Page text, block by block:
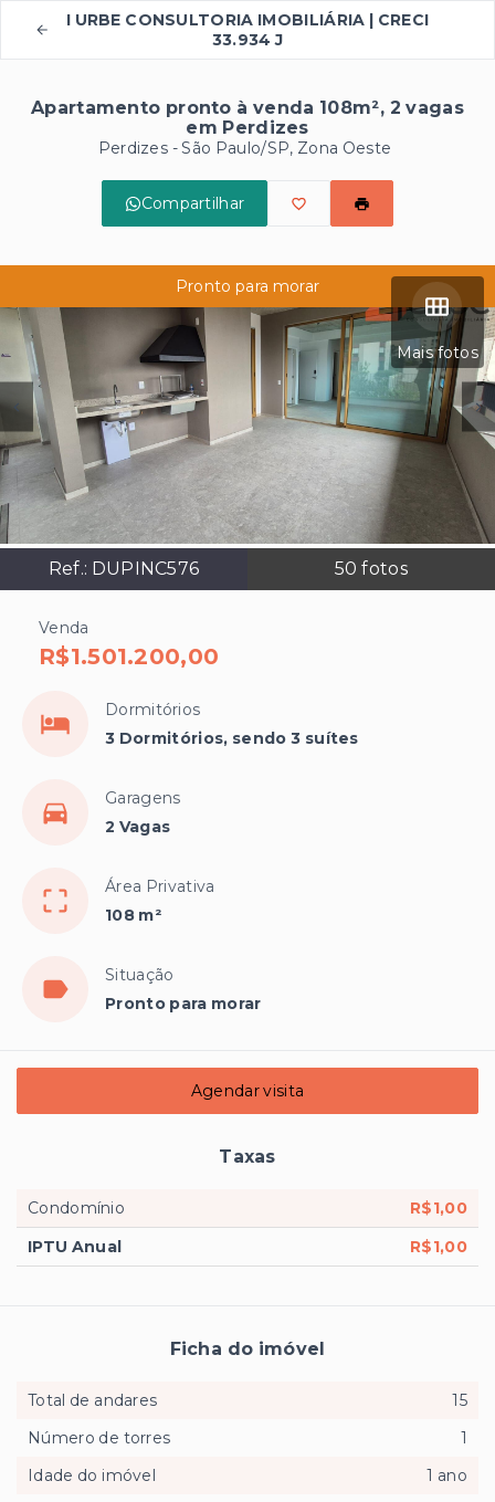
I URBE CONSULTORIA IMOBILIÁRIA | CRECI
33.934 J
Apartamento pronto à venda 108m², 2 vagas
em Perdizes
Perdizes - São Paulo/SP, Zona Oeste
Compartilhar
Mais fotos
Ref.: DUPINC576 50 fotos
Pronto para morar
Venda
R$1.501.200,00
Dormitórios
3 Dormitórios, sendo 3 suítes
Garagens
2 Vagas
Área Privativa
108 m²
Situação
Pronto para morar
Agendar visita
Taxas
Condomínio
R$1,00
IPTU Anual
R$1,00
Ficha do imóvel
Total de andares
15
Número de torres
1
Idade do imóvel
1 ano